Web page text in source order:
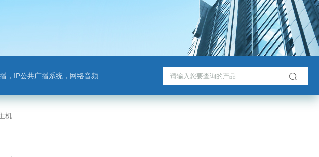
银行对讲，背景音乐，网络录播，班班通
机